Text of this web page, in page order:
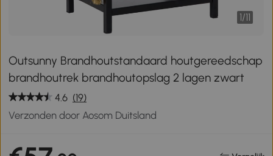
1/11
Outsunny Brandhoutstandaard houtgereedschap
brandhoutrek brandhoutopslag 2 lagen zwart
4.6 (19)
Verzonden door Aosom Duitsland